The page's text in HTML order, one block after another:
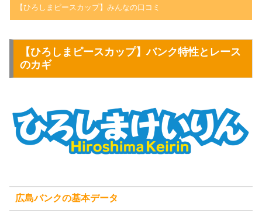
【ひろしまピースカップ】みんなの口コミ
【ひろしまピースカップ】バンク特性とレース
のカギ
広島バンクの基本データ